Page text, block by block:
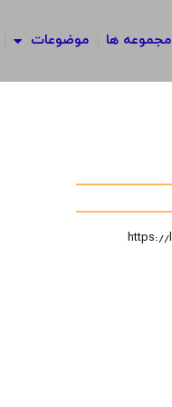
مجموعه ها موضوعات